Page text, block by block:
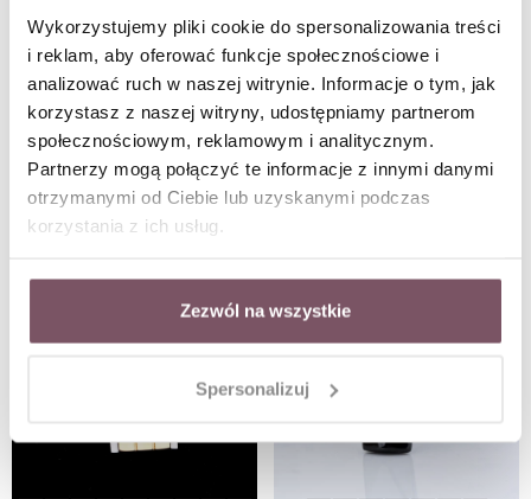
Wykorzystujemy pliki cookie do spersonalizowania treści
i reklam, aby oferować funkcje społecznościowe i
analizować ruch w naszej witrynie. Informacje o tym, jak
korzystasz z naszej witryny, udostępniamy partnerom
społecznościowym, reklamowym i analitycznym.
Partnerzy mogą połączyć te informacje z innymi danymi
otrzymanymi od Ciebie lub uzyskanymi podczas
korzystania z ich usług.
Zezwól na wszystkie
Spersonalizuj